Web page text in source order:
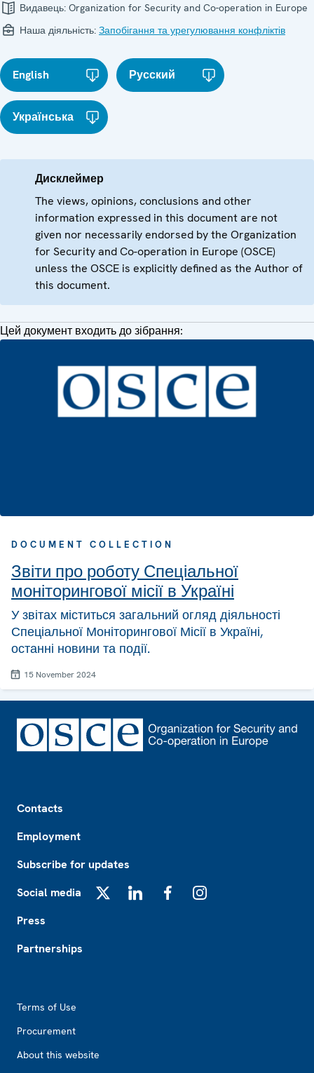
Видавець: Organization for Security and Co-operation in Europe
Наша діяльність: Запобігання та урегулювання конфліктів
English Русский
Українська
Дисклеймер
The views, opinions, conclusions and other
information expressed in this document are not
given nor necessarily endorsed by the Organization
for Security and Co-operation in Europe (OSCE)
unless the OSCE is explicitly defined as the Author of
this document.
Цей документ входить до зібрання:
DOCUMENT COLLECTION
Звіти про роботу Спеціальної
моніторингової місії в Україні
У звітах міститься загальний огляд діяльності
Спеціальної Моніторингової Місії в Україні,
останні новини та події.
15 November 2024
Contacts
Employment
Subscribe for updates
Social media
Press
Partnerships
Terms of Use
Procurement
About this website